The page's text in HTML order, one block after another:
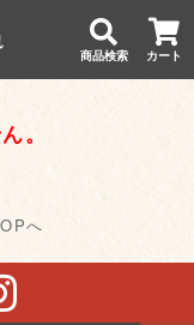
商品検索 カート
。
へ